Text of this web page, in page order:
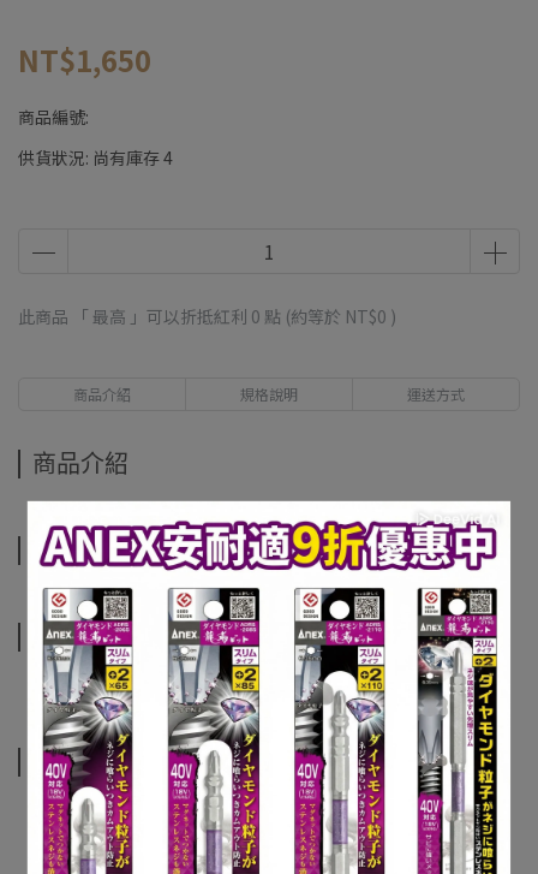
NT$1,650
商品編號:
供貨狀況: 尚有庫存 4
此商品 「 最高 」可以折抵紅利 0 點 (約等於 NT$0 )
商品介紹 規格說明 運送方式
商品介紹
規格說明
運送方式
相關商品